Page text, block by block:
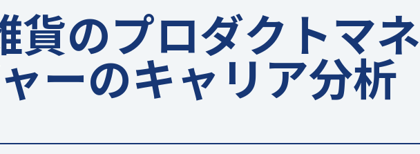
貨のプロダクトマネ
ーのキャリア分析